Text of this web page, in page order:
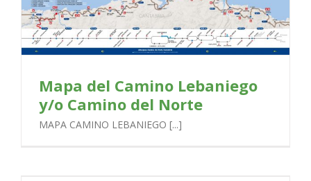
Mapa del Camino Lebaniego
y/o Camino del Norte
MAPA CAMINO LEBANIEGO [...]